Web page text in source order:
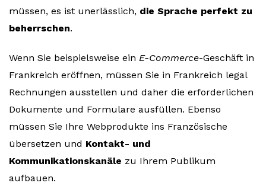
müssen, es ist unerlässlich, die Sprache perfekt zu
beherrschen.
Wenn Sie beispielsweise ein E-Commerce-Geschäft in
Frankreich eröffnen, müssen Sie in Frankreich legal
Rechnungen ausstellen und daher die erforderlichen
Dokumente und Formulare ausfüllen. Ebenso
müssen Sie Ihre Webprodukte ins Französische
übersetzen und Kontakt- und
Kommunikationskanäle zu Ihrem Publikum
aufbauen.